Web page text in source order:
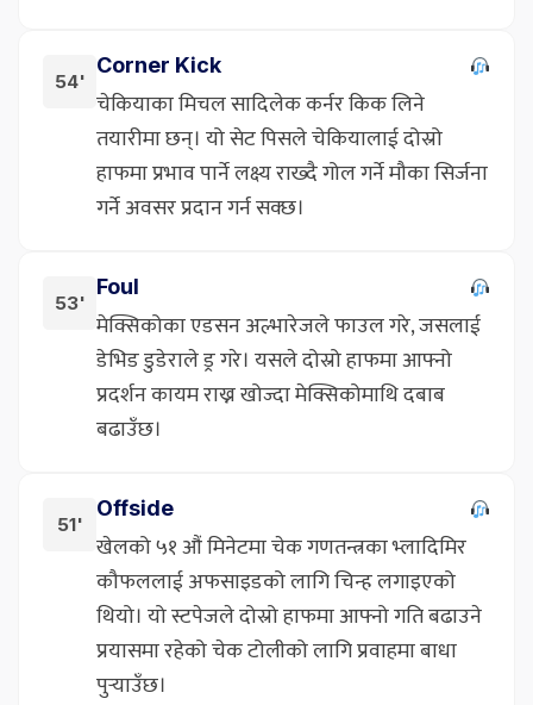
54'
Corner Kick
चेकियाका मिचल सादिलेक कर्नर किक लिने
तयारीमा छन्। यो सेट पिसले चेकियालाई दोस्रो
हाफमा प्रभाव पार्ने लक्ष्य राख्दै गोल गर्ने मौका सिर्जना
गर्ने अवसर प्रदान गर्न सक्छ।
53'
Foul
मेक्सिकोका एडसन अल्भारेजले फाउल गरे, जसलाई
डेभिड डुडेराले ड्र गरे। यसले दोस्रो हाफमा आफ्नो
प्रदर्शन कायम राख्न खोज्दा मेक्सिकोमाथि दबाब
बढाउँछ।
51'
Offside
खेलको ५१ औं मिनेटमा चेक गणतन्त्रका भ्लादिमिर
कौफललाई अफसाइडको लागि चिन्ह लगाइएको
थियो। यो स्टपेजले दोस्रो हाफमा आफ्नो गति बढाउने
प्रयासमा रहेको चेक टोलीको लागि प्रवाहमा बाधा
पुर्‍याउँछ।